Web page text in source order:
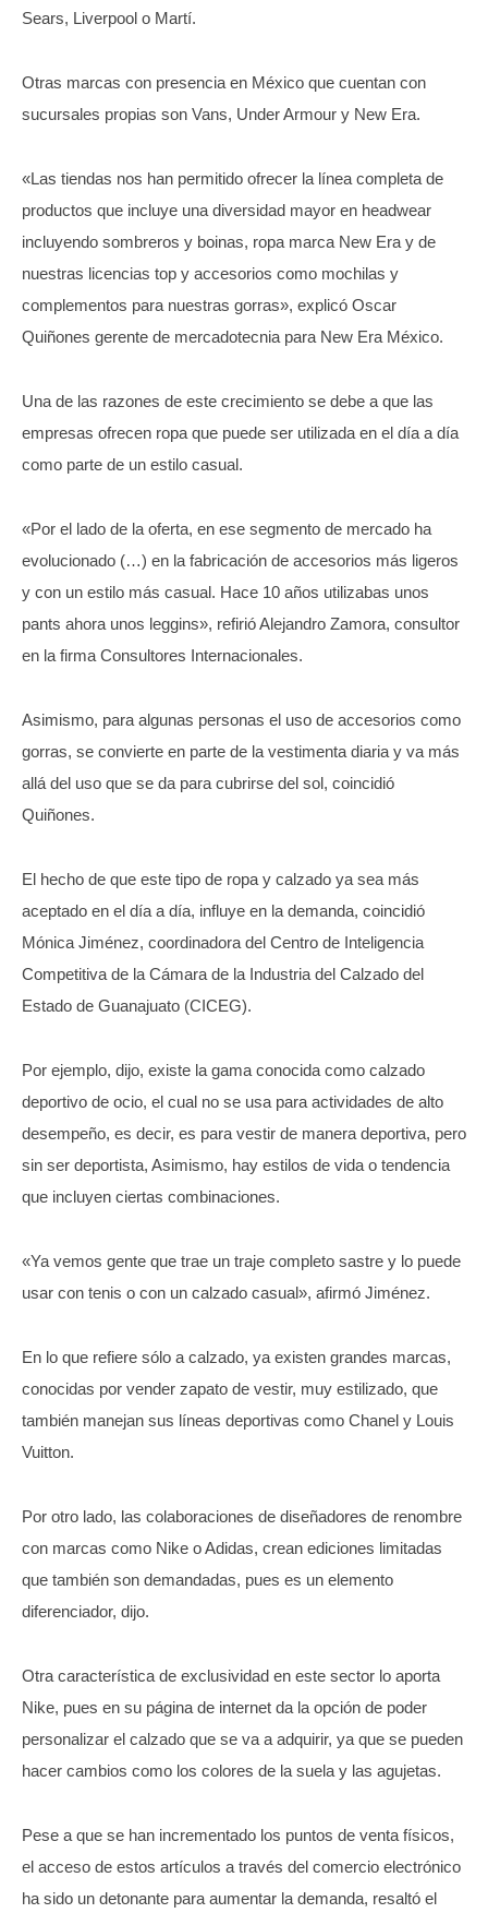
Sears, Liverpool o Martí.
Otras marcas con presencia en México que cuentan con
sucursales propias son Vans, Under Armour y New Era.
«Las tiendas nos han permitido ofrecer la línea completa de
productos que incluye una diversidad mayor en headwear
incluyendo sombreros y boinas, ropa marca New Era y de
nuestras licencias top y accesorios como mochilas y
complementos para nuestras gorras», explicó Oscar
Quiñones gerente de mercadotecnia para New Era México.
Una de las razones de este crecimiento se debe a que las
empresas ofrecen ropa que puede ser utilizada en el día a día
como parte de un estilo casual.
«Por el lado de la oferta, en ese segmento de mercado ha
evolucionado (…) en la fabricación de accesorios más ligeros
y con un estilo más casual. Hace 10 años utilizabas unos
pants ahora unos leggins», refirió Alejandro Zamora, consultor
en la firma Consultores Internacionales.
Asimismo, para algunas personas el uso de accesorios como
gorras, se convierte en parte de la vestimenta diaria y va más
allá del uso que se da para cubrirse del sol, coincidió
Quiñones.
El hecho de que este tipo de ropa y calzado ya sea más
aceptado en el día a día, influye en la demanda, coincidió
Mónica Jiménez, coordinadora del Centro de Inteligencia
Competitiva de la Cámara de la Industria del Calzado del
Estado de Guanajuato (CICEG).
Por ejemplo, dijo, existe la gama conocida como calzado
deportivo de ocio, el cual no se usa para actividades de alto
desempeño, es decir, es para vestir de manera deportiva, pero
sin ser deportista, Asimismo, hay estilos de vida o tendencia
que incluyen ciertas combinaciones.
«Ya vemos gente que trae un traje completo sastre y lo puede
usar con tenis o con un calzado casual», afirmó Jiménez.
En lo que refiere sólo a calzado, ya existen grandes marcas,
conocidas por vender zapato de vestir, muy estilizado, que
también manejan sus líneas deportivas como Chanel y Louis
Vuitton.
Por otro lado, las colaboraciones de diseñadores de renombre
con marcas como Nike o Adidas, crean ediciones limitadas
que también son demandadas, pues es un elemento
diferenciador, dijo.
Otra característica de exclusividad en este sector lo aporta
Nike, pues en su página de internet da la opción de poder
personalizar el calzado que se va a adquirir, ya que se pueden
hacer cambios como los colores de la suela y las agujetas.
Pese a que se han incrementado los puntos de venta físicos,
el acceso de estos artículos a través del comercio electrónico
ha sido un detonante para aumentar la demanda, resaltó el